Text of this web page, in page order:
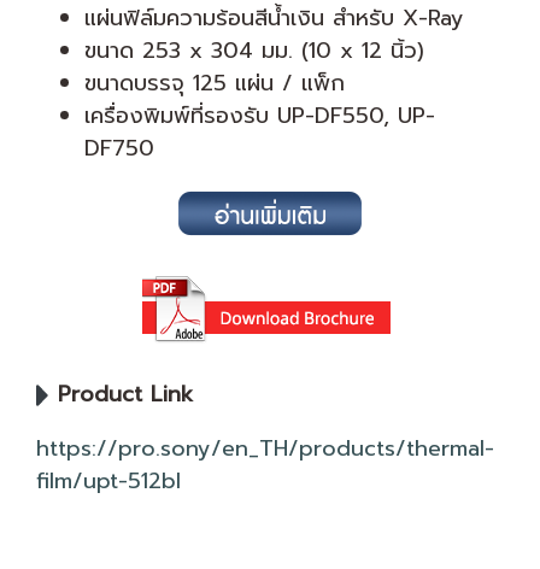
แผ่นฟิล์มความร้อนสีน้ำเงิน สำหรับ X-Ray
ขนาด 253 x 304 มม. (10 x 12 นิ้ว)
ขนาดบรรจุ 125 แผ่น / แพ็ก
เครื่องพิมพ์ที่รองรับ UP-DF550, UP-
DF750
Product Link
https://pro.sony/en_TH/products/thermal-
film/upt-512bl